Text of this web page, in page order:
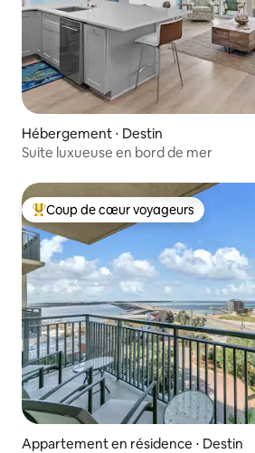
Hébergement ⋅ Destin
Suite luxueuse en bord de mer
Coups de cœur voyageurs les plus
Coup de cœur voyageurs
Appartement en résidence ⋅ Destin